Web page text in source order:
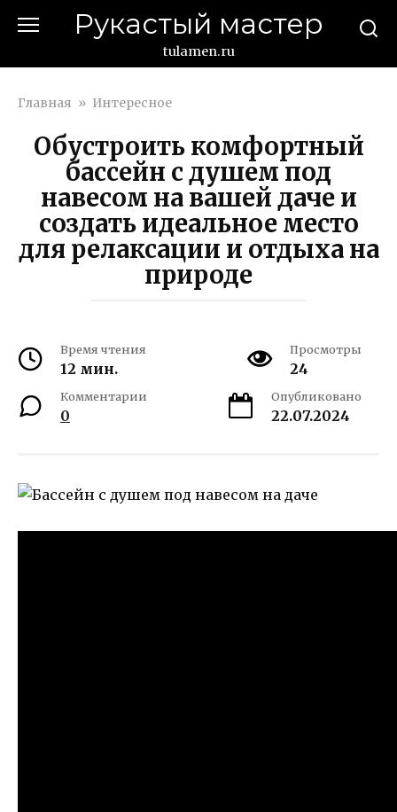
Рукастый мастер
tulamen.ru
Главная » Интересное
Обустроить комфортный
бассейн с душем под
навесом на вашей даче и
создать идеальное место
для релаксации и отдыха на
природе
Время чтения
12 мин.
Просмотры
24
Комментарии
0
Опубликовано
22.07.2024